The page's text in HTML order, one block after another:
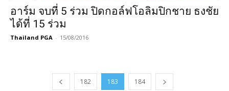
อาร์ม จบที่ 5 ร่วม ปิดกอล์ฟโอลิมปิกชาย ธงชัย
ได้ที่ 15 ร่วม
Thailand PGA - 15/08/2016
182 183 184